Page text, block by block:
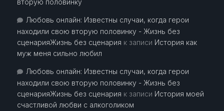
Любовь онлайн: Известны случаи, когда герои
находили свою вторую половинку - Жизнь без
сценарияЖизнь без сценария к записи История как
муж меня сильно любил
Любовь онлайн: Известны случаи, когда герои
находили свою вторую половинку - Жизнь без
сценарияЖизнь без сценария к записи История моей
счастливой любви с алкоголиком